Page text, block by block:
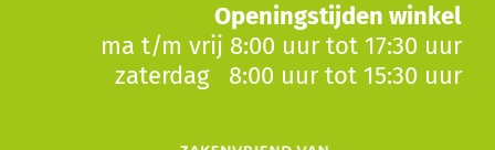
Openingstijden winkel
ma t/m vrij 8:00 uur tot 17:30 uur
zaterdag 8:00 uur tot 15:30 uur